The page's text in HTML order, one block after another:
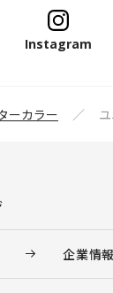
Instagram
ーカラー
企業情報